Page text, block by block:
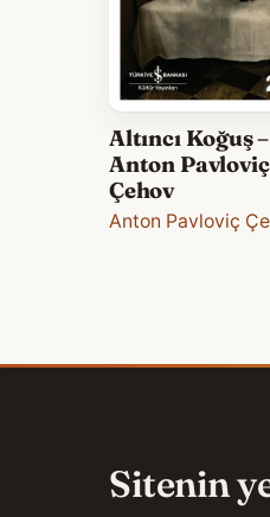
Altıncı Koğuş –
Anton Pavloviç
Çehov
Anton Pavloviç
Sitenin